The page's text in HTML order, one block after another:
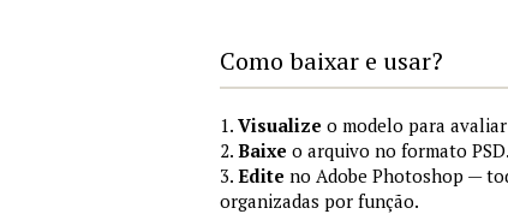
Como baixar e usar?
1. Visualize o modelo para
2. Baixe o arquivo no formato PSD.
3. Edite no Adobe Photoshop —
organizadas por função.